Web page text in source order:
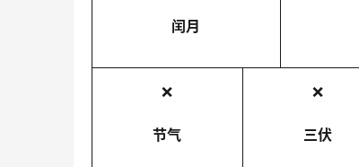
闰月
❌
节气
❌
三伏